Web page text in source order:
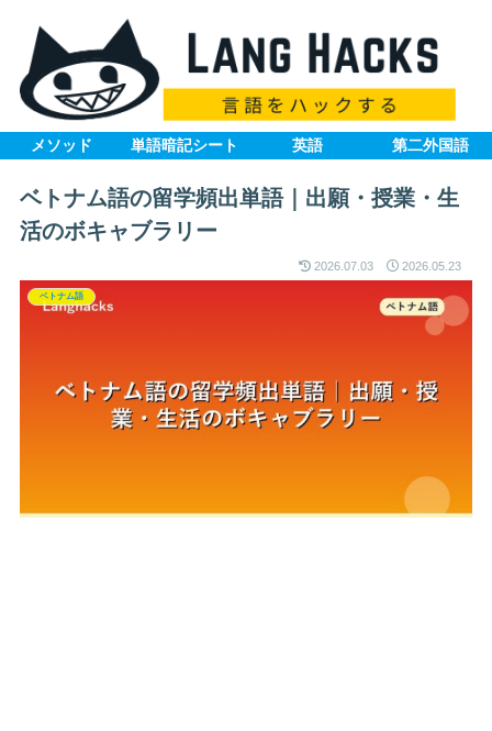
メソッド 単語暗記シート 英語 第二外国語
ベトナム語の留学頻出単語｜出願・授業・生
活のボキャブラリー
2026.07.03 2026.05.23
ベトナム語